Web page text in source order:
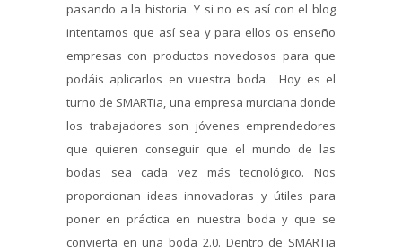
pasando a la historia. Y si no es así con el blog
intentamos que así sea y para ellos os enseño
empresas con productos novedosos para que
podáis aplicarlos en vuestra boda. Hoy es el
turno de SMARTia, una empresa murciana donde
los trabajadores son jóvenes emprendedores
que quieren conseguir que el mundo de las
bodas sea cada vez más tecnológico. Nos
proporcionan ideas innovadoras y útiles para
poner en práctica en nuestra boda y que se
convierta en una boda 2.0. Dentro de SMARTia